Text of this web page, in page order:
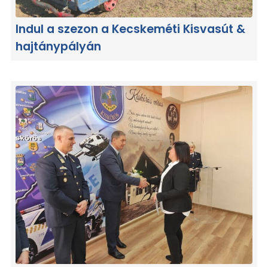
Indul a szezon a Kecskeméti Kisvasút &
hajtánypályán